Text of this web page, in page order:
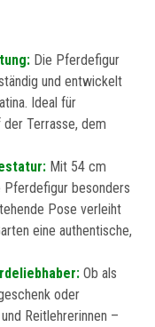
Die Pferdefigur
und entwickelt
Ideal für
der Terrasse, dem
Mit 54 cm
Pferdefigur besonders
Pose verleiht
eine authentische,
Ob als
oder
Reitlehrerinnen –